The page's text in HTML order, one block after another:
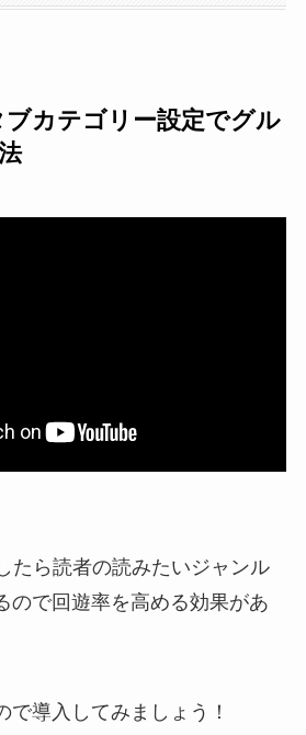
ブカテゴリー設定でグル
たら読者の読みたいジャンル
ので回遊率を高める効果があ
で導入してみましょう！